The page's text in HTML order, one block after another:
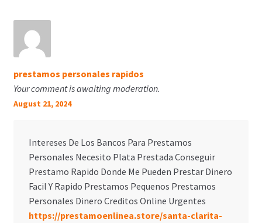
prestamos personales rapidos
Your comment is awaiting moderation.
August 21, 2024
Intereses De Los Bancos Para Prestamos
Personales Necesito Plata Prestada Conseguir
Prestamo Rapido Donde Me Pueden Prestar Dinero
Facil Y Rapido Prestamos Pequenos Prestamos
Personales Dinero Creditos Online Urgentes
https://prestamoenlinea.store/santa-clarita-